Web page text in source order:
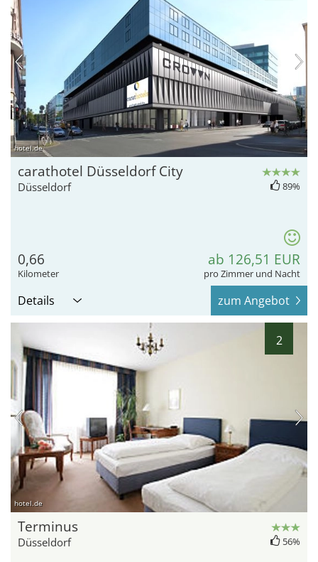
hotel.de
carathotel Düsseldorf City
Düsseldorf 89%
0,66
Kilometer
ab 126,51 EUR
pro Zimmer und Nacht
Details zum Angebot
2
hotel.de
Terminus
Düsseldorf 56%